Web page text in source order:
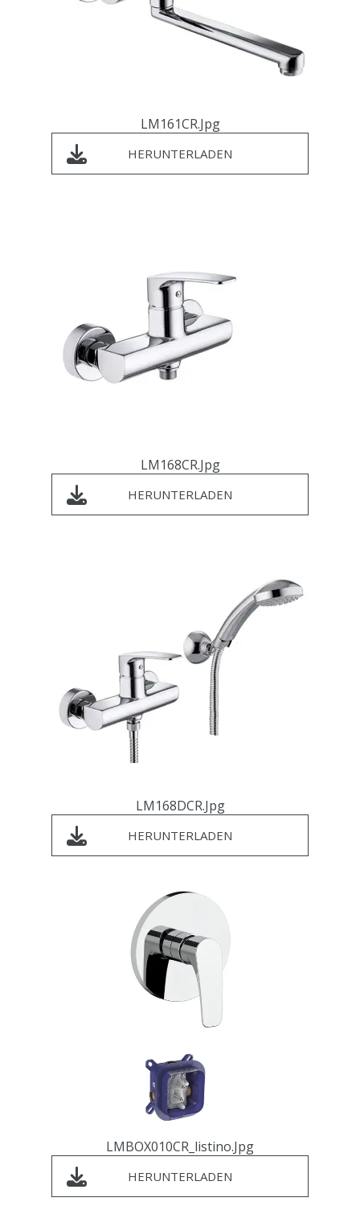
LM161CR.jpg
HERUNTERLADEN
LM168CR.jpg
HERUNTERLADEN
LM168DCR.jpg
HERUNTERLADEN
LMBOX010CR_listino.jpg
HERUNTERLADEN